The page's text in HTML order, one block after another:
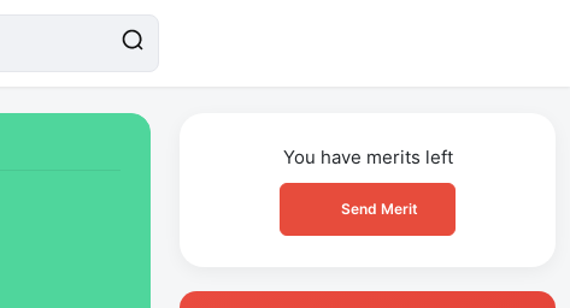
You have merits left
Send Merit